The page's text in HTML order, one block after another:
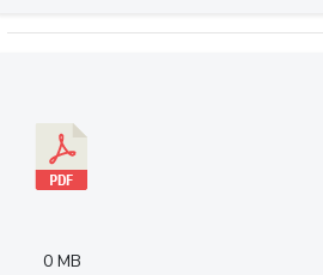
0 MB